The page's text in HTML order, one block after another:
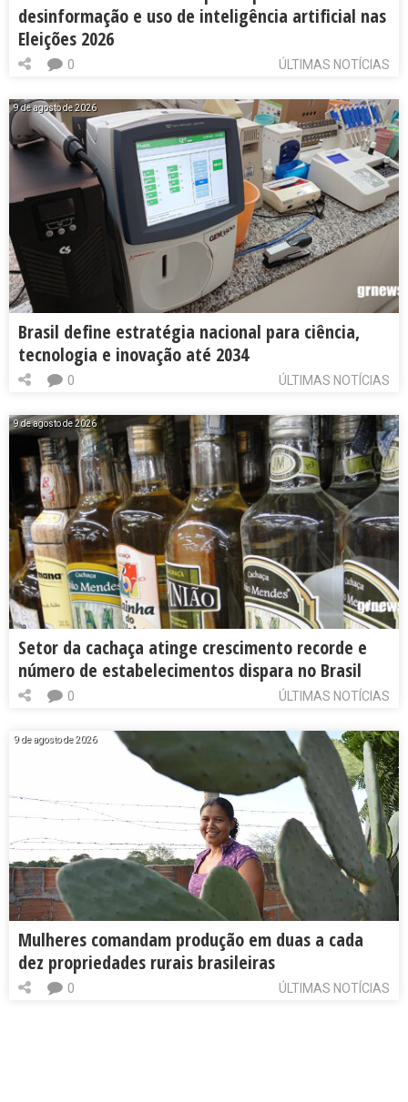
desinformação e uso de inteligência artificial nas
Eleições 2026
ÚLTIMAS NOTÍCIAS
0
9 de agosto de 2026
Brasil define estratégia nacional para ciência,
tecnologia e inovação até 2034
ÚLTIMAS NOTÍCIAS
0
9 de agosto de 2026
Setor da cachaça atinge crescimento recorde e
número de estabelecimentos dispara no Brasil
ÚLTIMAS NOTÍCIAS
0
9 de agosto de 2026
Mulheres comandam produção em duas a cada
dez propriedades rurais brasileiras
ÚLTIMAS NOTÍCIAS
0